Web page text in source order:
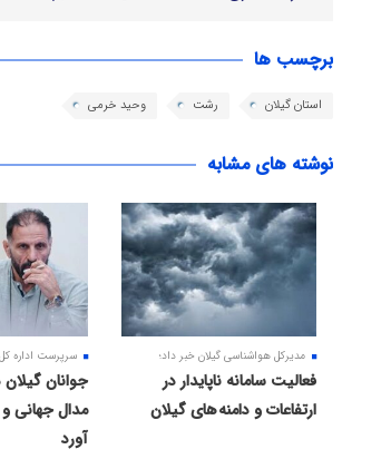
برچسب ها
استان گیلان رشت وحید خرمی
نوشته های مشابه
مدیرکل هواشناسی گیلان خبر داد؛
فعالیت سامانه ناپایدار در
ارتفاعات و دامنه های گیلان
سرپرست اداره
جوانان گیلان
مدال جهانی
آورد